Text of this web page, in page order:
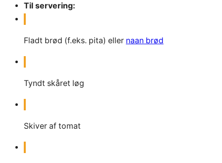
Til servering:
Fladt brød (f.eks. pita) eller naan brød
Tyndt skåret løg
Skiver af tomat